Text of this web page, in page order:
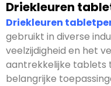
Driekleuren
Driekleuren
gebruikt in diverse
veelzijdigheid en het
aantrekkelijke tablets
belangrijke